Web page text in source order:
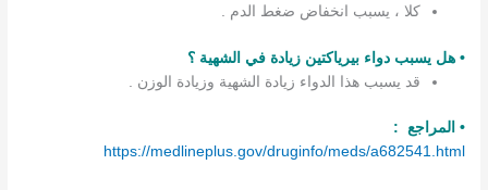
كلا ، يسبب انخفاض ضغط الدم .
• هل يسبب دواء بيرياكتين زيادة في الشهية ؟
قد يسبب هذا الدواء زيادة الشهية وزيادة الوزن .
• المراجع :
https://medlineplus.gov/druginfo/meds/a682541.html